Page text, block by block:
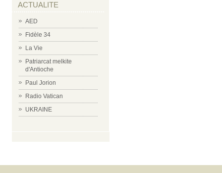
ACTUALITE
AED
Fidèle 34
La Vie
Patriarcat melkite
d'Antioche
Paul Jorion
Radio Vatican
UKRAINE